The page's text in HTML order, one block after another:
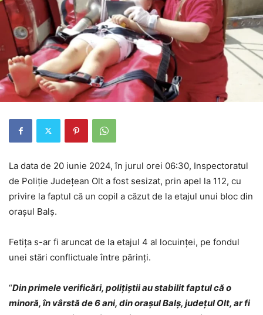
La data de 20 iunie 2024, în jurul orei 06:30, Inspectoratul
de Poliție Județean Olt a fost sesizat, prin apel la 112, cu
privire la faptul că un copil a căzut de la etajul unui bloc din
orașul Balș.
Fetița s-ar fi aruncat de la etajul 4 al locuinței, pe fondul
unei stări conflictuale între părinți.
“Din primele verificări, polițiștii au stabilit faptul că o
minoră, în vârstă de 6 ani, din orașul Balș, județul Olt, ar fi